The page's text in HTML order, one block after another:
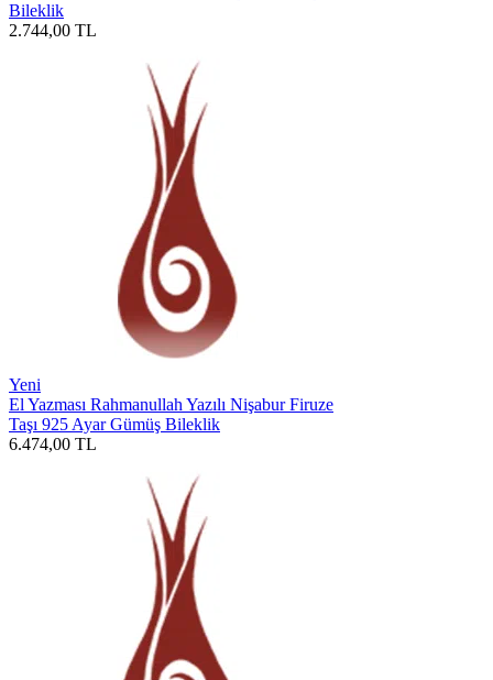
Bileklik
2.744,00 TL
Yeni
El Yazması Rahmanullah Yazılı Nişabur Firuze
Taşı 925 Ayar Gümüş Bileklik
6.474,00 TL